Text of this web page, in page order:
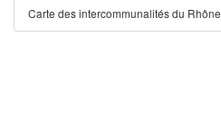
Carte des intercommunalités du Rhône